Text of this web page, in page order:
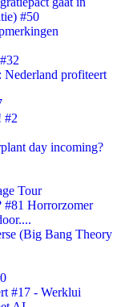
#50
Nederland profiteert
#2
day incoming?
Tour
#81 Horrorzomer
(Big Bang Theory
#17 - Werklui